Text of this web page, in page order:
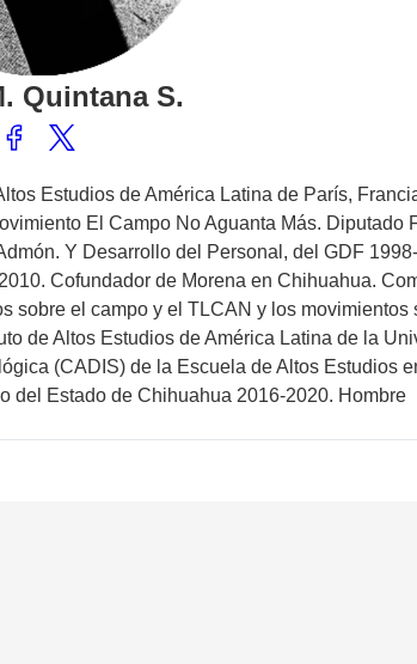
Quintana S.
Estudios de América Latina de París,
El Campo No Aguanta Más. Diputado
Y Desarrollo del Personal, del GDF
Cofundador de Morena en Chihuahua.
el campo y el TLCAN y los
de Altos Estudios de América Latina de la
(CADIS) de la Escuela de Altos Estudios
del Estado de Chihuahua 2016-2020. Hombre